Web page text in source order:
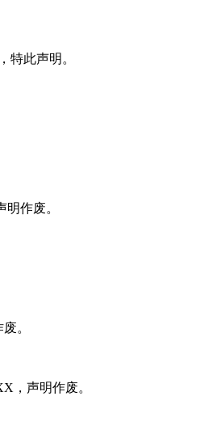
特此声明。
作废。
。
，声明作废。